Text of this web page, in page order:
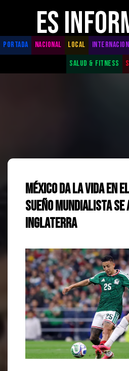
ES
PORTADA NACIONAL LOCAL
SALUD & FITNESS
México da la vida en
sueño mundialista se
Inglaterra